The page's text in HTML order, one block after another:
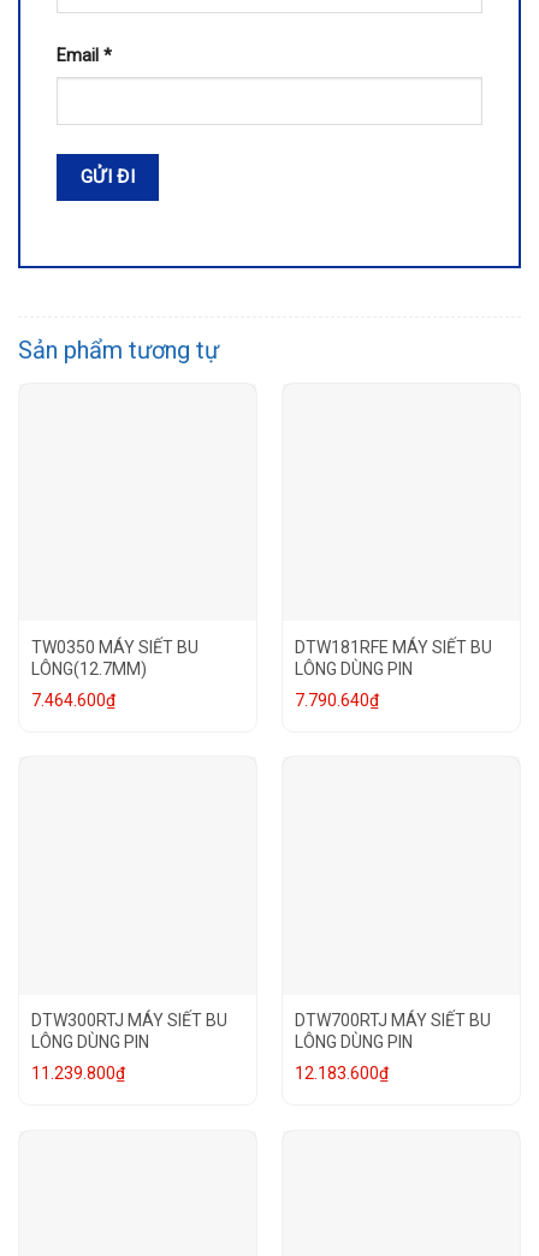
Email *
Sản phẩm tương tự
TW0350 MÁY SIẾT BU
LÔNG(12.7MM)
7.464.600₫
DTW181RFE MÁY SIẾT BU
LÔNG DÙNG PIN
7.790.640₫
DTW300RTJ MÁY SIẾT BU
LÔNG DÙNG PIN
11.239.800₫
DTW700RTJ MÁY SIẾT BU
LÔNG DÙNG PIN
12.183.600₫